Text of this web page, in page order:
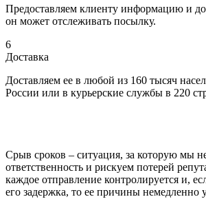
Предоставляем клиенту информацию и
он может отслеживать посылку.
6
Доставка
Доставляем ее в любой из 160 тысяч
России или в курьерские службы в 220
Срыв сроков – ситуация, за которую мы
ответственность и рискуем потерей
каждое отправление контролируется и,
его задержка, то ее причины немедленно